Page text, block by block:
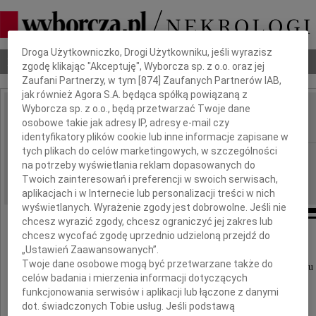
Nekrologi Odeszli Poradnik pogrzebowy
IMIĘ I NAZWISKO: Marianna Antkiewicz
REGION: Łódź
DATA EMISJI: 28.10.2009
Z głębokim smutkiem zawiadamiamy,
że w dniu 23 października 2009 roku zmarła w wieku
nasza ukochana Mama i Babcia
Dbamy o Twoją prywatność
Droga Użytkowniczko, Drogi Użytkowniku, jeśli wyrazisz
zgodę klikając "Akceptuję", Wyborcza sp. z o.o. oraz jej
Zaufani Partnerzy, w tym [874 ] Zaufanych Partnerów IAB,
jak również Agora S.A. będąca spółką powiązaną z
Wyborcza sp. z o.o., będą przetwarzać Twoje dane
osobowe takie jak adresy IP, adresy e-mail czy
identyfikatory plików cookie lub inne informacje zapisane w
tych plikach do celów marketingowych, w szczególności
na potrzeby wyświetlania reklam dopasowanych do
Twoich zainteresowań i preferencji w swoich serwisach,
aplikacjach i w Internecie lub personalizacji treści w nich
wyświetlanych. Wyrażenie zgody jest dobrowolne. Jeśli nie
chcesz wyrazić zgody, chcesz ograniczyć jej zakres lub
chcesz wycofać zgodę uprzednio udzieloną przejdź do
„Ustawień Zaawansowanych”.
Twoje dane osobowe mogą być przetwarzane także do
celów badania i mierzenia informacji dotyczących
funkcjonowania serwisów i aplikacji lub łączone z danymi
dot. świadczonych Tobie usług. Jeśli podstawą